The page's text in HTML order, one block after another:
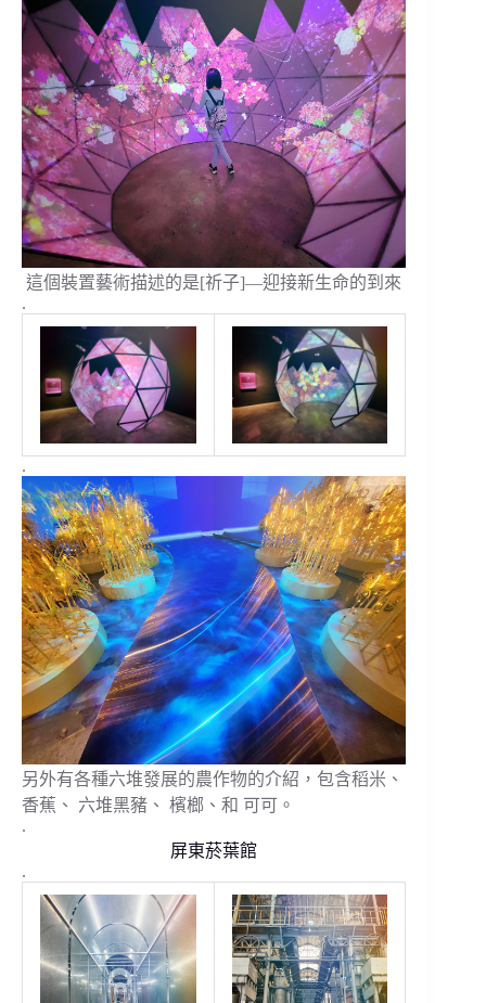
這個裝置藝術描述的是[祈子]—迎接新生命的到來
.
.
另外有各種六堆發展的農作物的介紹，包含稻米、
香蕉、 六堆黑豬、 檳榔、和 可可。
.
屏東菸葉館
.